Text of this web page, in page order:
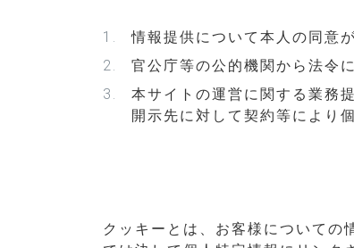
情報提供について本人の同意
官公庁等の公的機関から法令
本サイトの運営に関する業務
開示先に対して契約等により
クッキーとは、お客様についての